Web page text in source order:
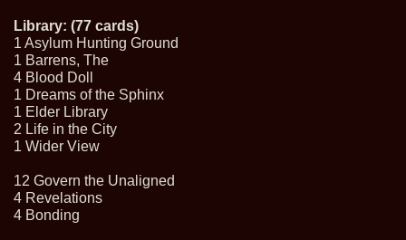
Library: (77 cards)
1 Asylum Hunting Ground
1 Barrens, The
4 Blood Doll
1 Dreams of the Sphinx
1 Elder Library
2 Life in the City
1 Wider View
12 Govern the Unaligned
4 Revelations
4 Bonding